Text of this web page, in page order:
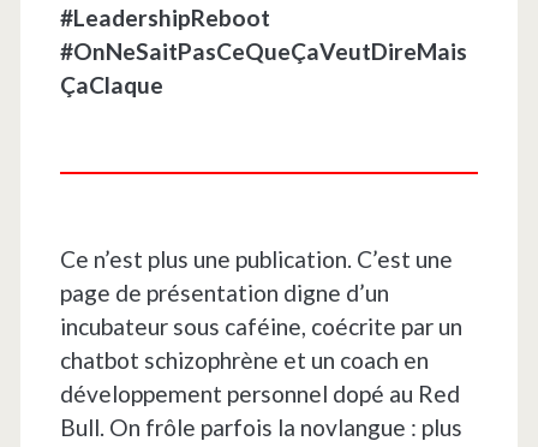
#LeadershipReboot
#OnNeSaitPasCeQueÇaVeutDireMais
ÇaClaque
Ce n’est plus une publication. C’est une
page de présentation digne d’un
incubateur sous caféine, coécrite par un
chatbot schizophrène et un coach en
développement personnel dopé au Red
Bull. On frôle parfois la novlangue : plus